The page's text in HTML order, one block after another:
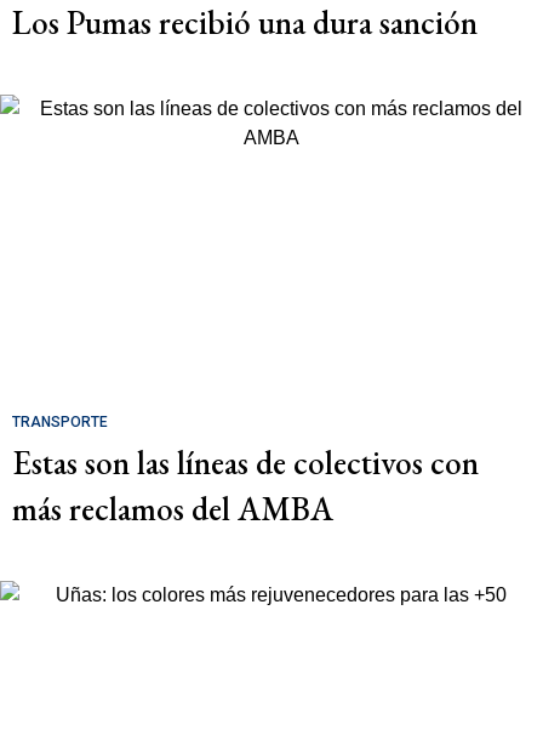
Los Pumas recibió una dura sanción
TRANSPORTE
Estas son las líneas de colectivos con
más reclamos del AMBA